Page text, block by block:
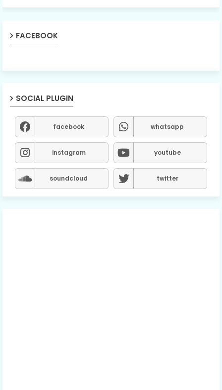
FACEBOOK
SOCIAL PLUGIN
facebook whatsapp
instagram youtube
soundcloud twitter